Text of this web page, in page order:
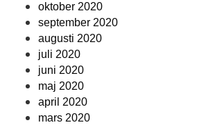
oktober 2020
september 2020
augusti 2020
juli 2020
juni 2020
maj 2020
april 2020
mars 2020